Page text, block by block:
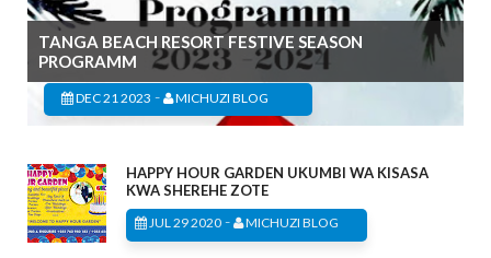
TANGA BEACH RESORT FESTIVE SEASON
PROGRAMM
DEC 21 2023 - MICHUZI BLOG
HAPPY HOUR GARDEN UKUMBI WA KISASA
KWA SHEREHE ZOTE
JUL 29 2020 - MICHUZI BLOG